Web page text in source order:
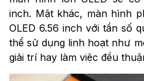
inch. Mặt khác, màn hình
OLED 6.56 inch với tần số
thể sử dụng linh hoạt như
giải trí hay làm việc đều